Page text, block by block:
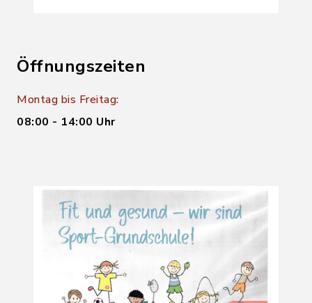
Öffnungszeiten
Montag bis Freitag:
08:00 - 14:00 Uhr